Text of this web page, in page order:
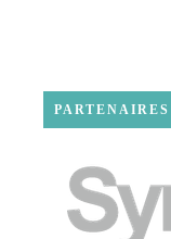
PARTENAIRES